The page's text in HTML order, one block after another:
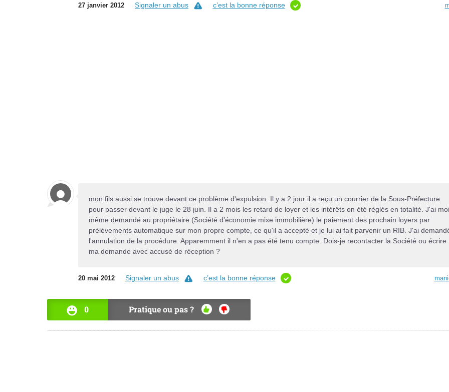
27 janvier 2012 Signaler un abus c’est la bonne réponse
mon fils aussi se trouve devant ce problème d'expulsion. Il y a 2 jour il a reçu un courrier de la Sous-Préfecture
pour passer devant le juge le 28 juin. Il a 2 mois les retard de loyer et les intérêts on été réglés en totalité. J'ai
même demandé au propriétaire (Société d’économie mixe immobilière) le paiement des prochain loyers par
prélèvements automatique sur mon propre compte, ce qu'il a accepté et je lui ai fait parvenir un RIB. J'ai
l'annulation de la procédure. Apparemment il n'en a pas été tenu compte. Dois-je recontacter la Société ou écrire
ma demande avec accusé de réception ?
20 mai 2012 Signaler un abus c’est la bonne réponse
0 Pratique ou pas ?
OUI NON